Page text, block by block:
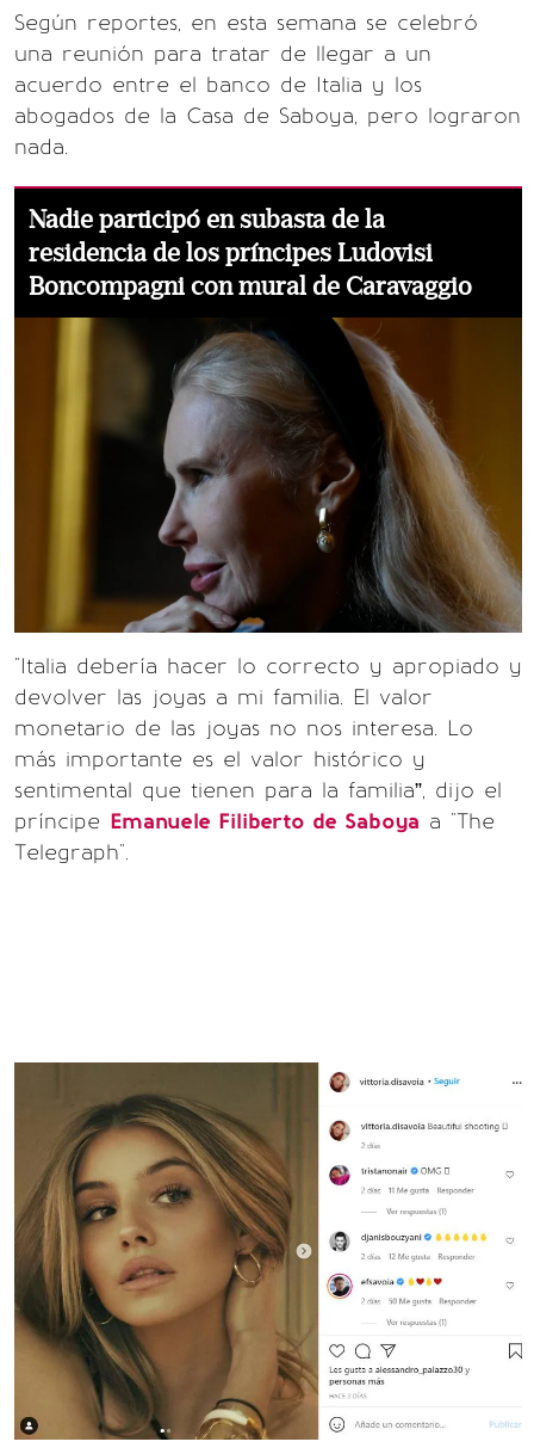
Según reportes, en esta semana se celebró
una reunión para tratar de llegar a un
acuerdo entre el banco de Italia y los
abogados de la Casa de Saboya, pero lograron
nada.
Nadie participó en subasta de la
residencia de los príncipes Ludovisi
Boncompagni con mural de Caravaggio
"Italia debería hacer lo correcto y apropiado y
devolver las joyas a mi familia. El valor
monetario de las joyas no nos interesa. Lo
más importante es el valor histórico y
sentimental que tienen para la familia”, dijo el
príncipe Emanuele Filiberto de Saboya a "The
Telegraph".